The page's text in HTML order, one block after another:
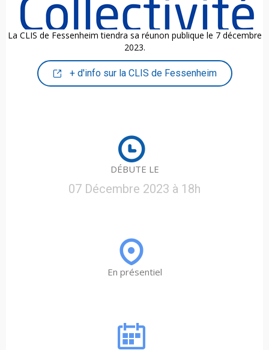
La CLIS de Fessenheim tiendra sa réunon publique le 7 décembre
2023.
+ d'info sur la CLIS de Fessenheim
DÉBUTE LE
07 Décembre 2023 à 18h
En présentiel